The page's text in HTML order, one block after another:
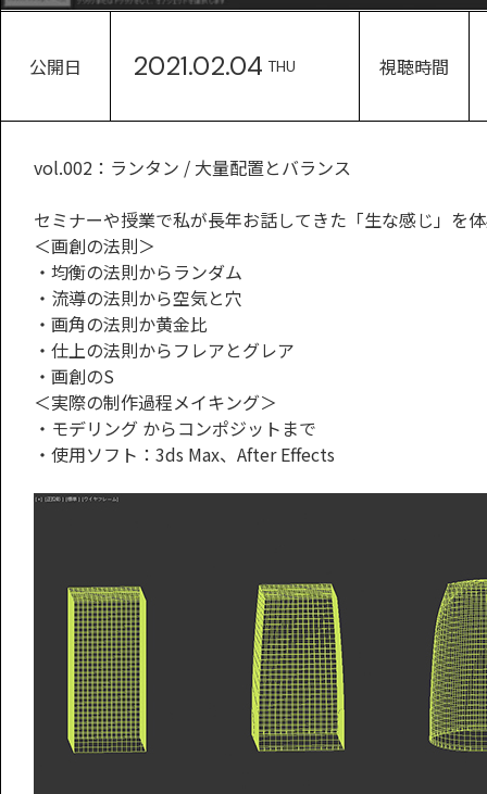
公開日 2021.02.04 THU 視聴時間
vol.002：ランタン / 大量配置とバランス
セミナーや授業で私が長年お話してきた「生な感じ」を
＜画創の法則＞
・均衡の法則からランダム
・流導の法則から空気と穴
・画角の法則か黄金比
・仕上の法則からフレアとグレア
・画創のS
＜実際の制作過程メイキング＞
・モデリング からコンポジットまで
・使用ソフト：3ds Max、After Effects